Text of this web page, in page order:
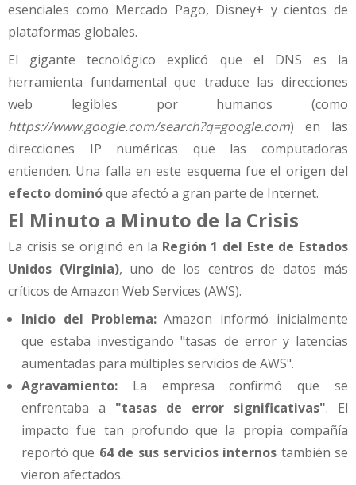
esenciales como Mercado Pago, Disney+ y cientos de
plataformas globales.
El gigante tecnológico explicó que el DNS es la
herramienta fundamental que traduce las direcciones
web legibles por humanos (como
https://www.google.com/search?q=google.com) en las
direcciones IP numéricas que las computadoras
entienden. Una falla en este esquema fue el origen del
efecto dominóque afectó a gran parte de Internet.
El Minuto a Minuto de la Crisis
La crisis se originó en la Región 1 del Este de Estados
Unidos (Virginia), uno de los centros de datos más
críticos de Amazon Web Services (AWS).
Inicio del Problema:Amazon informó inicialmente
que estaba investigando "tasas de error y latencias
aumentadas para múltiples servicios de AWS".
Agravamiento: La empresa confirmó que se
enfrentaba a "tasas de error significativas". El
impacto fue tan profundo que la propia compañía
reportó que 64 de sus servicios internos también se
vieron afectados.